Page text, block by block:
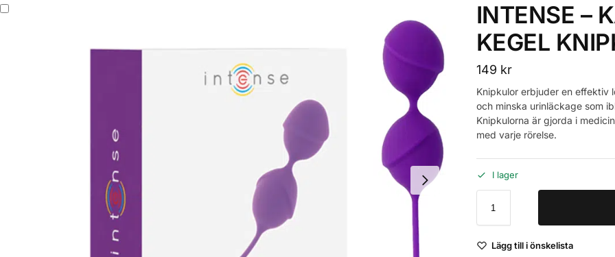
INTENSE –
KEGEL
149 kr
Knipkulor erbjuder en effektiv
och minska urinläckage som
Knipkulorna är gjorda i
med varje rörelse.
I lager
Lägg till i önskelista